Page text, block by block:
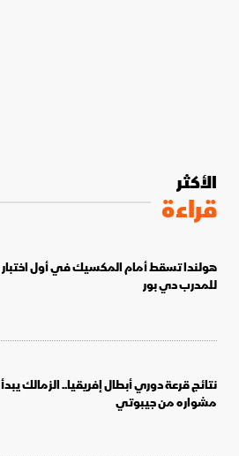
الأكثر
قراءة
هولندا تسقط أمام المكسيك في أول اختبار
للمدرب دي بور
نتائج قرعة دوري أبطال إفريقيا.. الزمالك يبدأ
مشواره من جيبوتي